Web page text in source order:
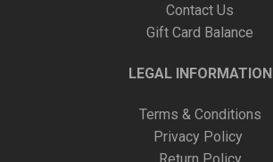
Contact Us
Gift Card Balance
LEGAL INFORMATION
Terms & Conditions
Privacy Policy